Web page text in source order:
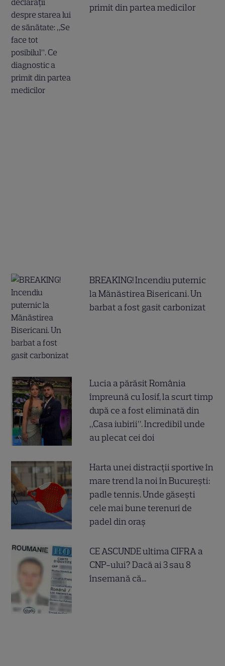
primit din partea medicilor
BREAKING! Incendiu puternic
la Mănăstirea Bisericani. Un
barbat a fost gasit carbonizat
Lucia a părăsit România
împreună cu Iosif, la scurt timp
după ce a fost eliminată din
„Casa iubirii”. Incredibil unde
au plecat cei doi
Harta unei distracții sportive în
mare trend la noi în București:
padle tennis. Unde găsești
cele mai bune terenuri de
padel din oraș
CE ASCUNDE ultima CIFRA a
CNP-ului? Dacă ai 3 sau 8
însemană că...